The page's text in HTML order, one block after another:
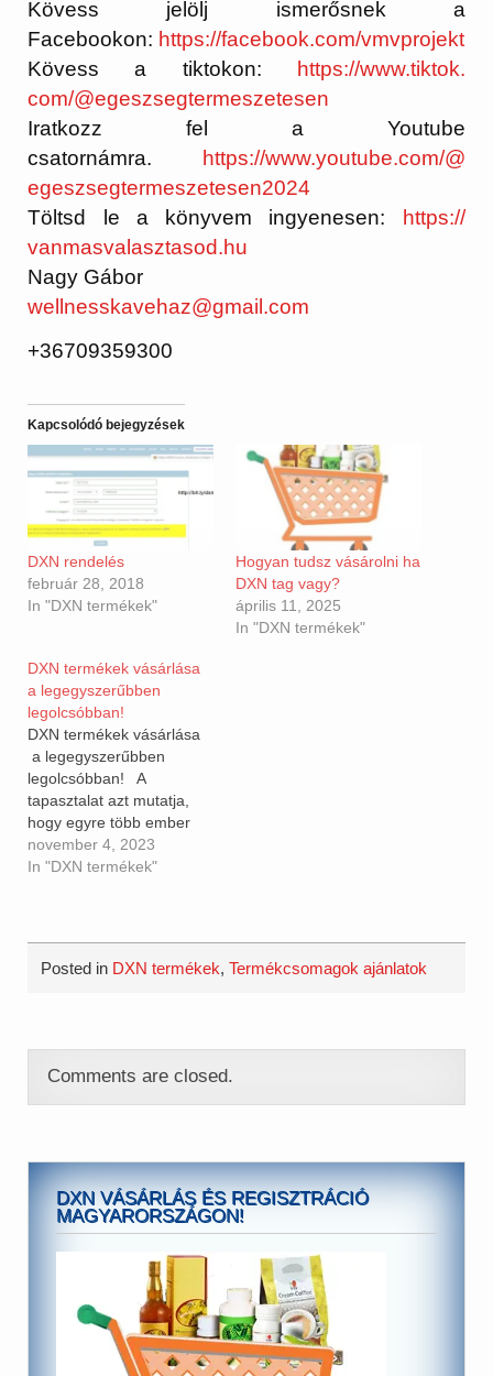
Kövess jelölj ismerősnek a
Facebookon: https://facebook.com/vmvprojekt
Kövess a tiktokon:
https://www.tiktok.
com/@egeszsegtermeszetesen
Iratkozz fel a Youtube
csatornámra.
https://www.youtube.com/@
egeszsegtermeszetesen2024
Töltsd le a könyvem ingyenesen:
https://
vanmasvalasztasod.hu
Nagy Gábor
wellnesskavehaz@gmail.com
+36709359300
Kapcsolódó bejegyzések
DXN rendelés
február 28, 2018
In "DXN termékek"
Hogyan tudsz vásárolni ha
DXN tag vagy?
április 11, 2025
In "DXN termékek"
DXN termékek vásárlása
a legegyszerűbben
legolcsóbban!
DXN termékek vásárlása
a legegyszerűbben
legolcsóbban! A
tapasztalat azt mutatja,
hogy egyre több ember
szeretné megvenni a DXN
termékeket, de valahogy a
emberek. Pedig roppant
Nincs havi kötelező
vásárlás, nem vonják le
a…
november 4, 2023
In "DXN termékek"
Posted in DXN termékek,Termékcsomagok ajánlatok
Comments are closed.
DXN VÁSÁRLÁS ÉS REGISZTRÁCIÓ
MAGYARORSZÁGON!